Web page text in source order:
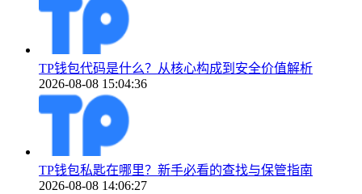
TP钱包代码是什么？从核心构成到安全价值解析
2026-08-08 15:04:36
TP钱包私匙在哪里？新手必看的查找与保管指南
2026-08-08 14:06:27